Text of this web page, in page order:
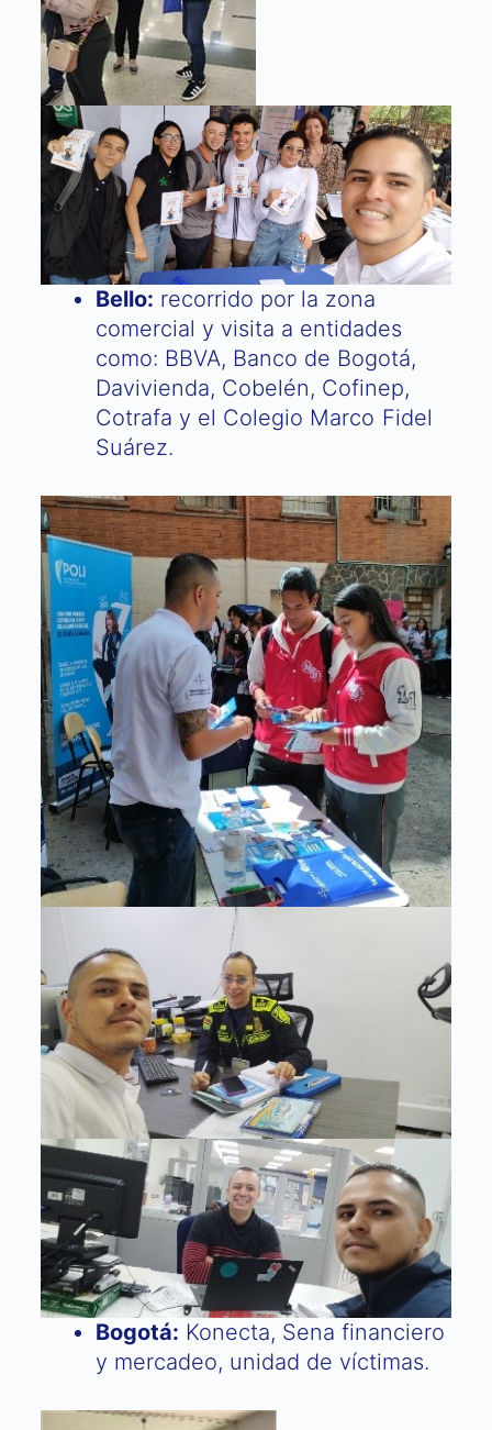
Bello: recorrido por la zona
comercial y visita a entidades
como: BBVA, Banco de Bogotá,
Davivienda, Cobelén, Cofinep,
Cotrafa y el Colegio Marco Fidel
Suárez.
Bogotá: Konecta, Sena financiero
y mercadeo, unidad de víctimas.